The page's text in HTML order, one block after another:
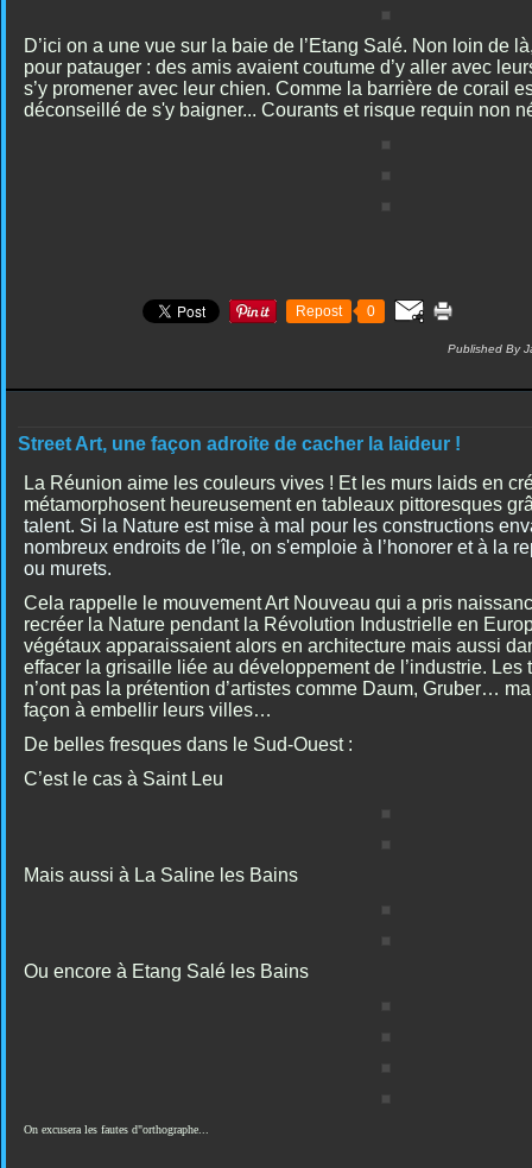
D’ici on a une vue sur la baie de l’Etang Salé. Non loin de
pour patauger : des amis avaient coutume d’y aller avec
s’y promener avec leur chien. Comme la barrière de corail
déconseillé de s'y baigner... Courants et risque requin non
Repost 0
Published By
Street Art, une façon adroite de cacher la laideur !
La Réunion aime les couleurs vives ! Et les murs laids en
métamorphosent heureusement en tableaux pittoresques
talent. Si la Nature est mise à mal pour les constructions
nombreux endroits de l’île, on s'emploie à l’honorer et à la
ou murets.
Cela rappelle le mouvement Art Nouveau qui a pris
recréer la Nature pendant la Révolution Industrielle en
végétaux apparaissaient alors en architecture mais aussi
effacer la grisaille liée au développement de l’industrie. Les
n’ont pas la prétention d’artistes comme Daum, Gruber…
façon à embellir leurs villes…
De belles fresques dans le Sud-Ouest :
C’est le cas à Saint Leu
Mais aussi à La Saline les Bains
Ou encore à Etang Salé les Bains
On excusera les fautes d"orthographe...